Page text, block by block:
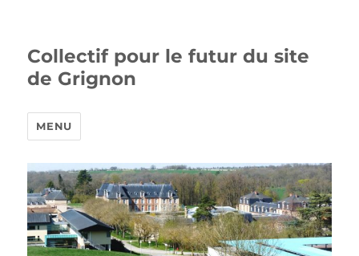
Collectif pour le futur du site
de Grignon
MENU